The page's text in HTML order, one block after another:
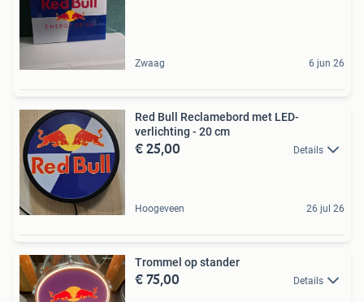
Zwaag 6 jun 26
Red Bull Reclamebord met LED-
verlichting - 20 cm
€ 25,00 Details
Hoogeveen 26 jul 26
Trommel op stander
€ 75,00 Details